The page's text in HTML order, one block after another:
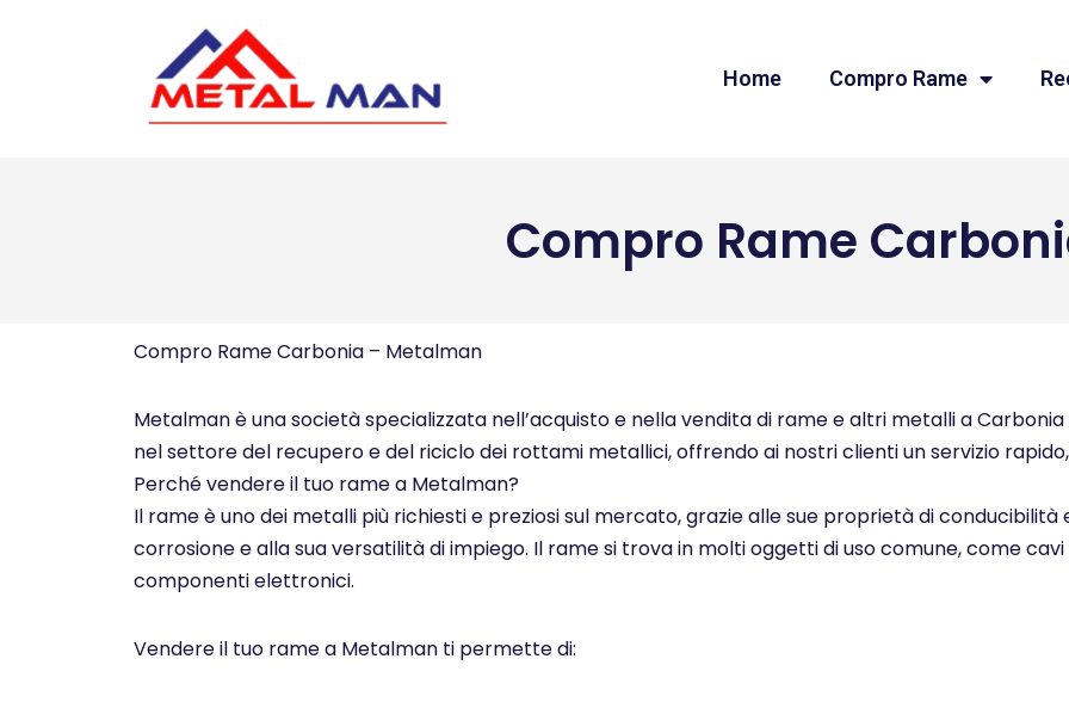
Home Compro Rame
Compro Rame
Compro Rame Carbonia – Metalman
Metalman è una società specializzata nell’acquisto e nella vendita di rame e altri metalli a
nel settore del recupero e del riciclo dei rottami metallici, offrendo ai nostri clienti un servizio
Perché vendere il tuo rame a Metalman?
Il rame è uno dei metalli più richiesti e preziosi sul mercato, grazie alle sue proprietà di
corrosione e alla sua versatilità di impiego. Il rame si trova in molti oggetti di uso comune, come
componenti elettronici.
Vendere il tuo rame a Metalman ti permette di: